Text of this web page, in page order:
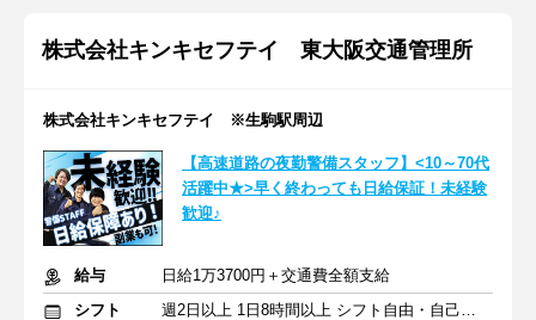
株式会社キンキセフテイ 東大阪交通管理所
株式会社キンキセフテイ ※生駒駅周辺
【高速道路の夜勤警備スタッフ】<10～70代
活躍中★>早く終わっても日給保証！未経験
歓迎♪
給与
日給1万3700円＋交通費全額支給
シフト
週2日以上 1日8時間以上 シフト自由・自己申告